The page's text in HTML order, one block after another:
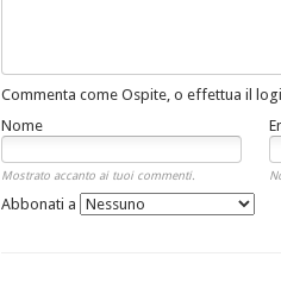
Commenta come Ospite, o effettua il
Nome
Mostrato accanto ai tuoi commenti.
Abbonati a